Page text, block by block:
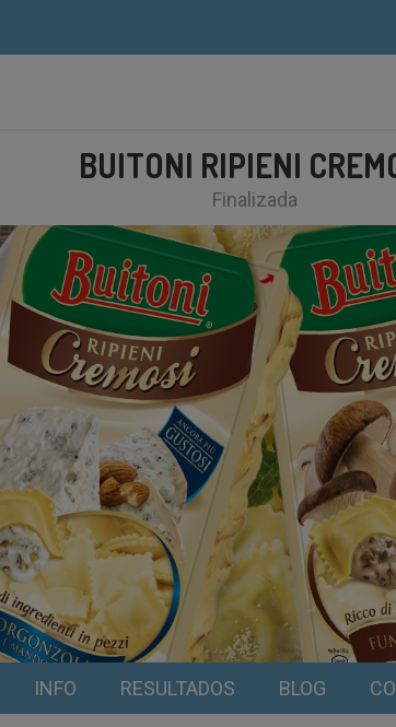
BUITONI RIPIENI
Finalizada
INFO RESULTADOS BLOG